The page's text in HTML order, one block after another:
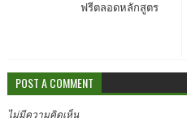
ฟรีตลอดหลักสูตร
POST A COMMENT
ไม่มีความคิดเห็น